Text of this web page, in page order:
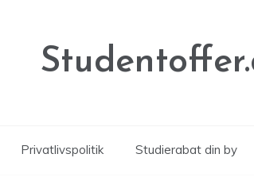
Privatlivspolitik Studierabat din by